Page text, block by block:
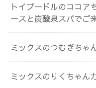
トイプードルのココア
ースと炭酸泉スパでご
ミックスのつむぎちゃ
ミックスのりくちゃん